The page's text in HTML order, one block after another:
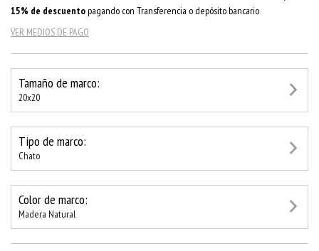
15% de descuentopagando con Transferencia o depósito bancario
VER MEDIOS DE PAGO
Tamaño de marco:
20x20
Tipo de marco:
Chato
Color de marco:
Madera Natural